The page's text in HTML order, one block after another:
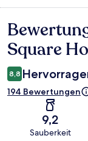
Square
8,8
194 Bewertungen
9,2
Sauberkeit